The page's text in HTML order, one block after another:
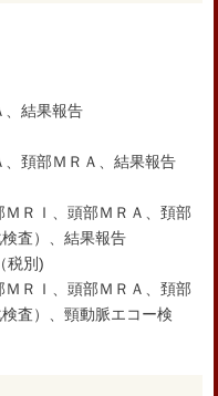
、結果報告
頚部ＭＲＡ、結果報告
ＲＩ、頭部ＭＲＡ、頚部
査）、結果報告
税別)
ＲＩ、頭部ＭＲＡ、頚部
査）、頸動脈エコー検